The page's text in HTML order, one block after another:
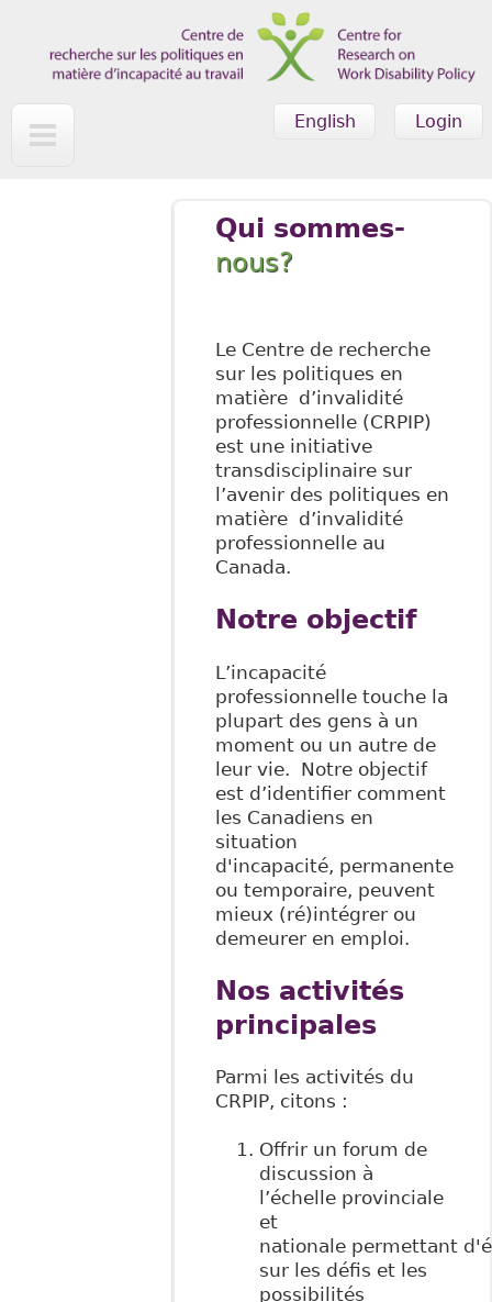
Login
English
Qui sommes-
nous?
Le Centre de recherche
sur les politiques en
matière d’invalidité
professionnelle (CRPIP)
est une initiative
transdisciplinaire sur
l’avenir des politiques en
matière d’invalidité
professionnelle au
Canada.
Notre objectif
L’incapacité
professionnelle touche la
plupart des gens à un
moment ou un autre de
leur vie. Notre objectif
est d’identifier comment
les Canadiens en
situation
d'incapacité, permanente
ou temporaire, peuvent
mieux (ré)intégrer ou
demeurer en emploi.
Nos activités
principales
Parmi les activités du
CRPIP, citons :
Offrir un forum de
discussion à
l’échelle provinciale
et
nationale permettant
sur les défis et les
possibilités